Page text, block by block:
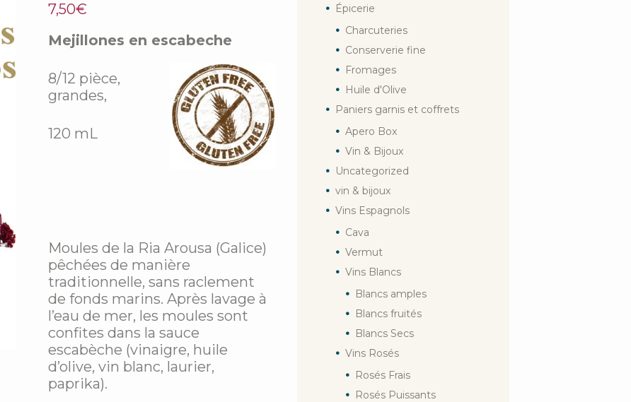
7,50€
Mejillones en escabeche
8/12 pièce,
grandes,
120 mL
Moules de la Ria Arousa (Galice)
pêchées de manière
traditionnelle, sans raclement
de fonds marins. Après lavage à
l’eau de mer, les moules sont
confites dans la sauce
escabèche (vinaigre, huile
d’olive, vin blanc, laurier,
paprika).
Épicerie
Charcuteries
Conserverie fine
Fromages
Huile d'Olive
Paniers garnis et coffrets
Apero Box
Vin & Bijoux
Uncategorized
vin & bijoux
Vins Espagnols
Cava
Vermut
Vins Blancs
Blancs amples
Blancs fruités
Blancs Secs
Vins Rosés
Rosés Frais
Rosés Puissants